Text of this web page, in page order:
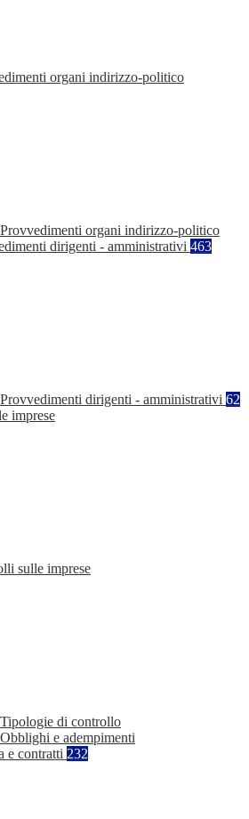
organi indirizzo-politico
Provvedimenti organi indirizzo-politico
dirigenti - amministrativi 463
Provvedimenti dirigenti - amministrativi 62
imprese
sulle imprese
Tipologie di controllo
Obblighi e adempimenti
e contratti 232